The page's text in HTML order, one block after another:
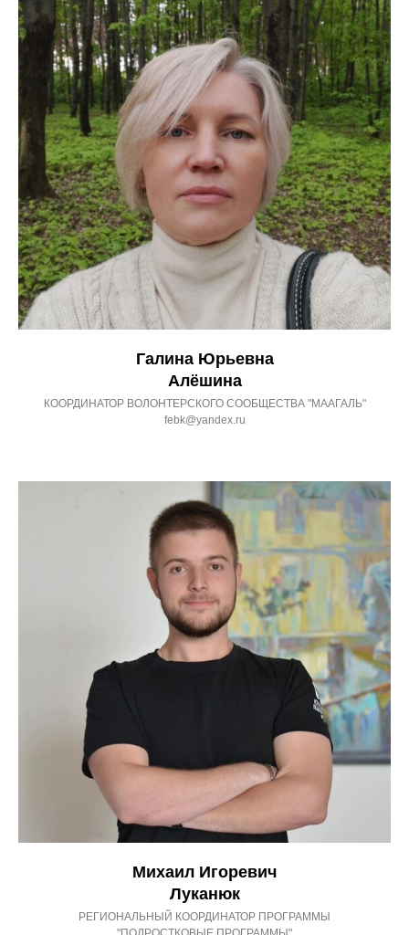
Галина Юрьевна
Алёшина
КООРДИНАТОР ВОЛОНТЕРСКОГО СООБЩЕСТВА "МААГАЛЬ"
febk@yandex.ru
Михаил Игоревич
Луканюк
РЕГИОНАЛЬНЫЙ КООРДИНАТОР ПРОГРАММЫ